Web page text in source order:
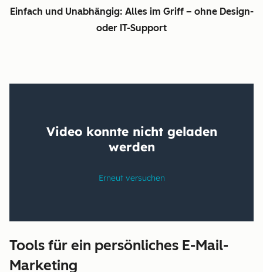
Einfach und Unabhängig: Alles im Griff – ohne Design-
oder IT-Support
Tools für ein persönliches E-Mail-
Marketing